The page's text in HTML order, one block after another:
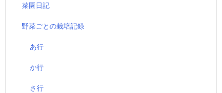
菜園日記
野菜ごとの栽培記録
あ行
か行
さ行